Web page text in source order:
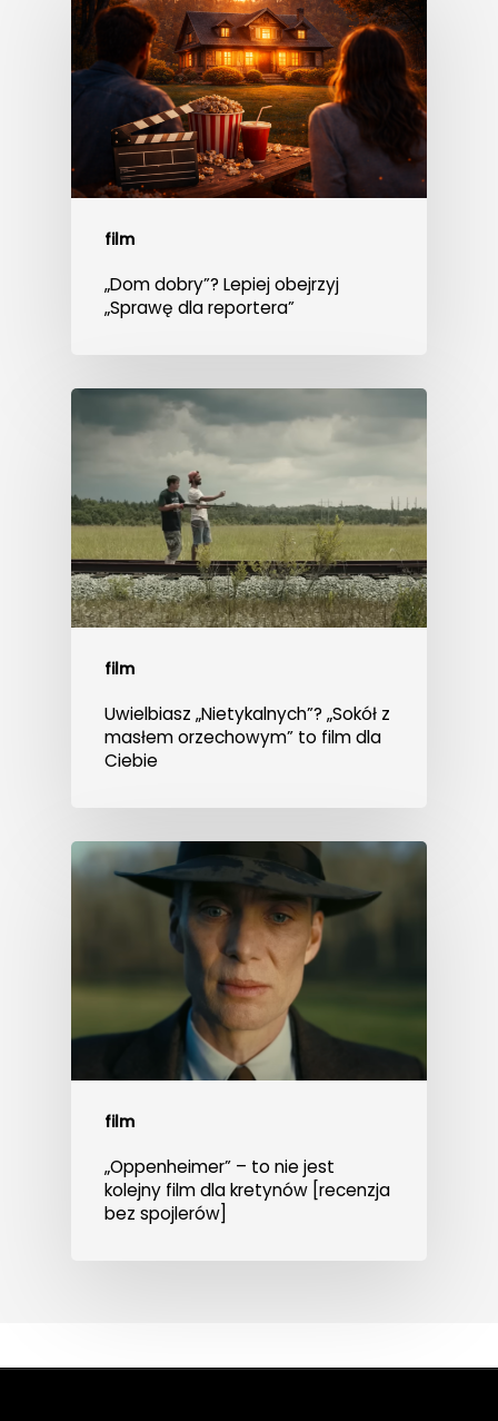
film
„Dom dobry”? Lepiej obejrzyj
„Sprawę dla reportera”
film
Uwielbiasz „Nietykalnych”? „Sokół z
masłem orzechowym” to film dla
Ciebie
film
„Oppenheimer” – to nie jest
kolejny film dla kretynów [recenzja
bez spojlerów]